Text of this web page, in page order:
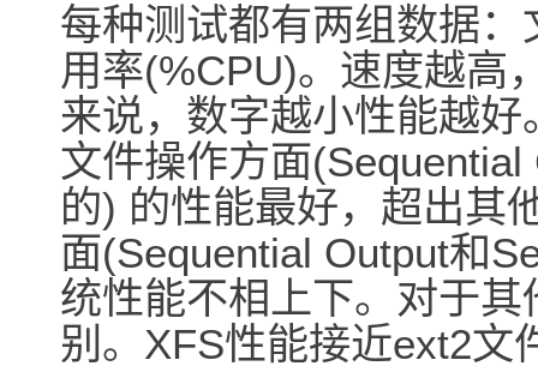
每种测试都有两组数据
用率(%CPU)。速度越高
来说，数字越小性能越
文件操作方面
的) 的性能最好，超出其
面(Sequential Output和
统性能不相上下。对于
别。XFS性能接近ext2文